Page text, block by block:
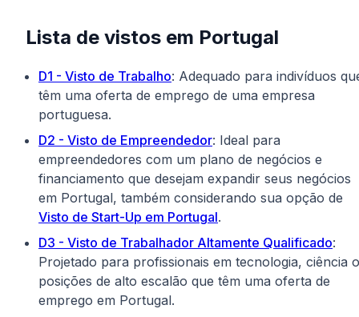
Lista de vistos em Portugal
D1 - Visto de Trabalho: Adequado para indivíduos
têm uma oferta de emprego de uma empresa
portuguesa.
D2 - Visto de Empreendedor: Ideal para
empreendedores com um plano de negócios e
financiamento que desejam expandir seus negócios
em Portugal, também considerando sua opção de
Visto de Start-Up em Portugal.
D3 - Visto de Trabalhador Altamente Qualificado:
Projetado para profissionais em tecnologia, ciência
posições de alto escalão que têm uma oferta de
emprego em Portugal.